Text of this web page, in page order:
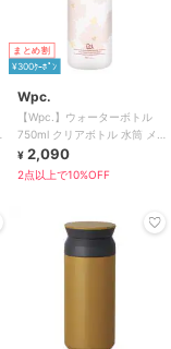
まとめ割
¥300ｸｰﾎﾟﾝ
Wpc.
【Wpc.】ウォーターボトル
750ml クリアボトル 水筒 メモ
リ付き 大容量 オフィス ジム
¥ 2,090
2点以上で10%OFF